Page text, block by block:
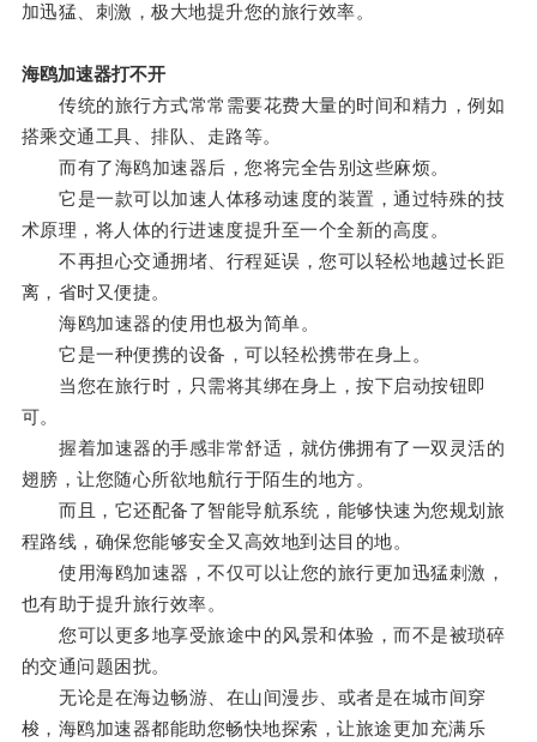
加迅猛、刺激，极大地提升您的旅行效率。
海鸥加速器打不开
传统的旅行方式常常需要花费大量的时间和精力，例如
搭乘交通工具、排队、走路等。
而有了海鸥加速器后，您将完全告别这些麻烦。
它是一款可以加速人体移动速度的装置，通过特殊的技
术原理，将人体的行进速度提升至一个全新的高度。
不再担心交通拥堵、行程延误，您可以轻松地越过长距
离，省时又便捷。
海鸥加速器的使用也极为简单。
它是一种便携的设备，可以轻松携带在身上。
当您在旅行时，只需将其绑在身上，按下启动按钮即
可。
握着加速器的手感非常舒适，就仿佛拥有了一双灵活的
翅膀，让您随心所欲地航行于陌生的地方。
而且，它还配备了智能导航系统，能够快速为您规划旅
程路线，确保您能够安全又高效地到达目的地。
使用海鸥加速器，不仅可以让您的旅行更加迅猛刺激，
也有助于提升旅行效率。
您可以更多地享受旅途中的风景和体验，而不是被琐碎
的交通问题困扰。
无论是在海边畅游、在山间漫步、或者是在城市间穿
梭，海鸥加速器都能助您畅快地探索，让旅途更加充满乐